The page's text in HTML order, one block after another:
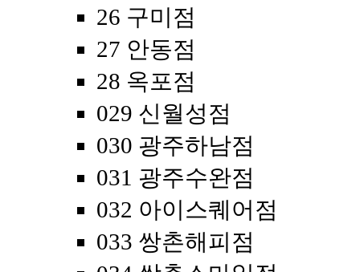
26 구미점
27 안동점
28 옥포점
029 신월성점
030 광주하남점
031 광주수완점
032 아이스퀘어점
033 쌍촌해피점